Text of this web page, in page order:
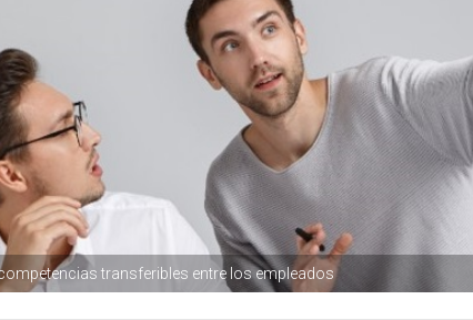
transferibles entre los empleados